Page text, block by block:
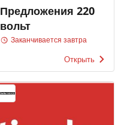
Предложения 220
вольт
Заканчивается завтра
Открыть